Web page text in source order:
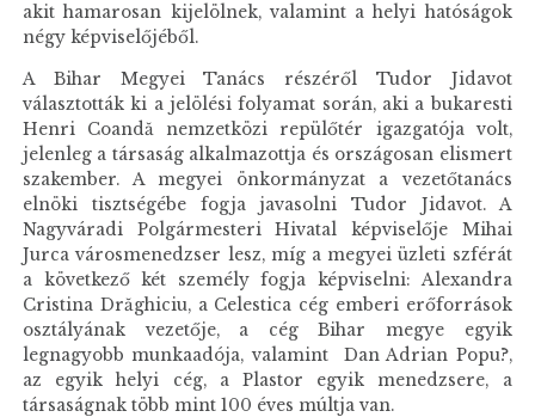
akit hamarosan kijelölnek, valamint a helyi hatóságok
négy képviselőjéből.
A Bihar Megyei Tanács részéről Tudor Jidavot
választották ki a jelölési folyamat során, aki a bukaresti
Henri Coandă nemzetközi repülőtér igazgatója volt,
jelenleg a társaság alkalmazottja és országosan elismert
szakember. A megyei önkormányzat a vezetőtanács
elnöki tisztségébe fogja javasolni Tudor Jidavot. A
Nagyváradi Polgármesteri Hivatal képviselője Mihai
Jurca városmenedzser lesz, míg a megyei üzleti szférát
a következő két személy fogja képviselni: Alexandra
Cristina Drăghiciu, a Celestica cég emberi erőforrások
osztályának vezetője, a cég Bihar megye egyik
legnagyobb munkaadója, valamint Dan Adrian Popu?,
az egyik helyi cég, a Plastor egyik menedzsere, a
társaságnak több mint 100 éves múltja van.